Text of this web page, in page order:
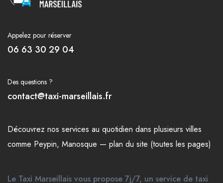
Appelez pour réserver
06 63 30 29 04
Des questions ?
contact@taxi-marseillais.fr
Découvrez nos services au quotidien dans plusieurs villes
comme Peypin, Manosque — plan du site (toutes les pages)
Le Taxi Marseillais vous propose 7j/7, un service de taxi